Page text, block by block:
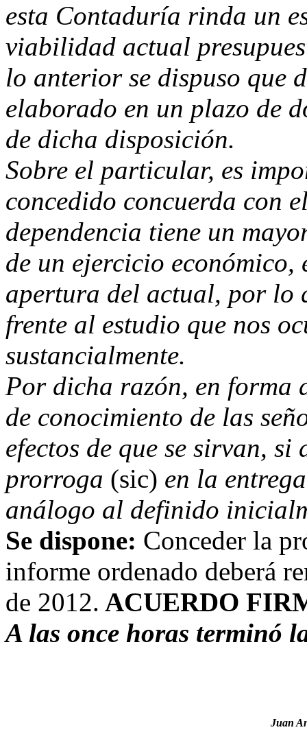
esta Contaduría rinda un
viabilidad actual
lo anterior se dispuso que
elaborado en un plazo de
de dicha disposición.
Sobre el particular, es
concedido concuerda con
dependencia tiene un
de un ejercicio económico,
apertura del actual, por lo
frente al estudio que nos
sustancialmente.
Por dicha razón, en
de conocimiento de las
efectos de que se sirvan,
prorroga (sic) en la
análogo al definido
Se dispone: Conceder la
informe ordenado deberá
de 2012. ACUERDO
A las once horas terminó
Juan